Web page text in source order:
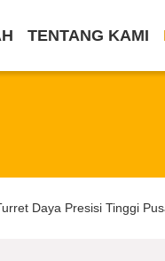
TENTANG KAMI
Daya Presisi Tinggi